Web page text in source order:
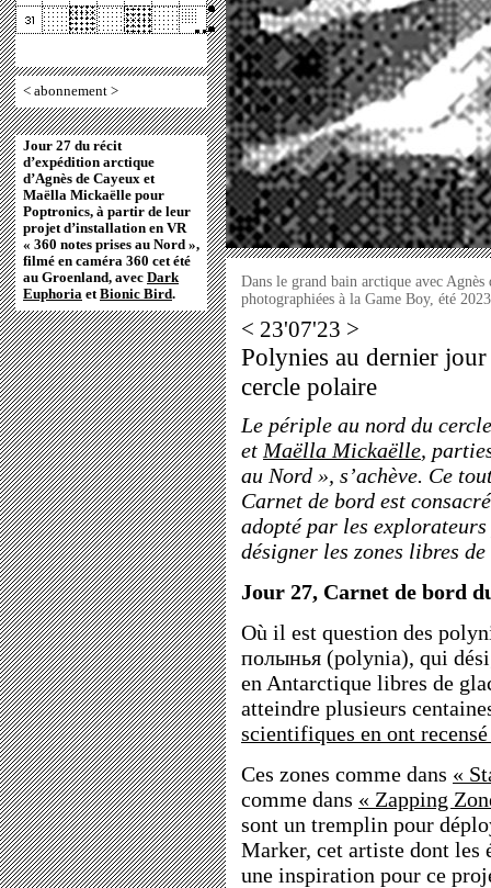
< abonnement >
Jour 27 du récit
d’expédition arctique
d’Agnès de Cayeux et
Maëlla Mickaëlle pour
Poptronics, à partir de leur
projet d’installation en VR
« 360 notes prises au Nord »,
filmé en caméra 360 cet été
au Groenland, avec Dark
Euphoria etBionic Bird.
Dans le grand bain arctique avec
photographiées à la Game Boy, été
< 23'07'23 >
Polynies au dernier
cercle polaire
Le périple au nord du
et Maëlla Mickaëlle,
au Nord », s’achève. Ce
Carnet de bord est
adopté par les
désigner les zones libres
Jour 27, Carnet de bord
Où il est question des
полынья (polynia), qui
en Antarctique libres de
atteindre plusieurs
scientifiques en ont
Ces zones comme dans «
comme dans « Zapping
sont un tremplin pour
Marker, cet artiste dont les
une inspiration pour ce